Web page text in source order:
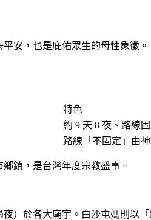
安，也是庇佑眾生的母性象徵
特色
約 9 天 8 夜、路線
路線「不固定」由
鎮，是台灣年度宗教盛事。
）於各大廟宇。白沙屯媽則以